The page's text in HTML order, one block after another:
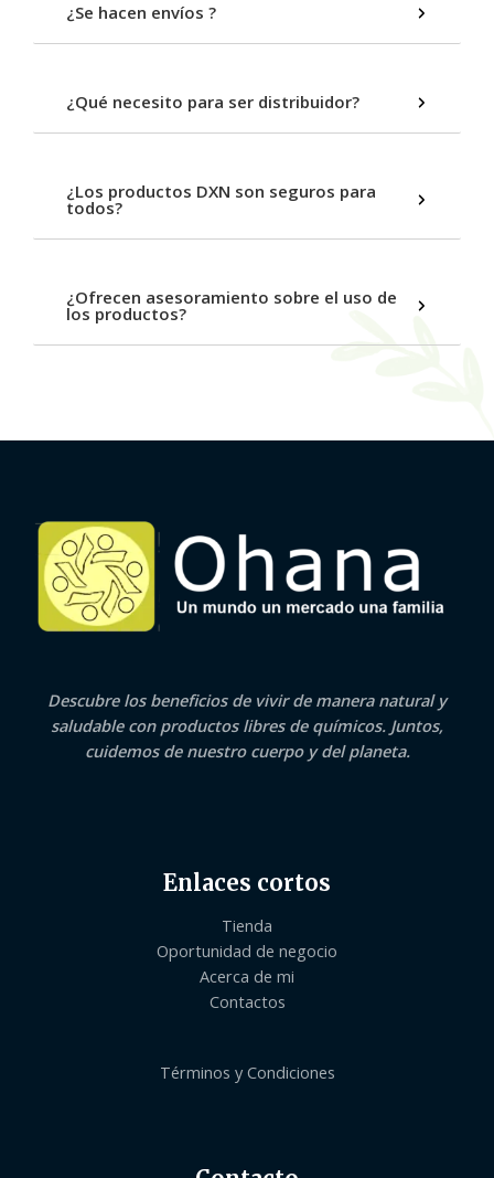
¿Se hacen envíos ?
¿Qué necesito para ser distribuidor?
¿Los productos DXN son seguros para
todos?
¿Ofrecen asesoramiento sobre el uso de
los productos?
Descubre los beneficios de vivir de manera natural y
saludable con productos libres de químicos. Juntos,
cuidemos de nuestro cuerpo y del planeta.
Enlaces cortos
Tienda
Oportunidad de negocio
Acerca de mi
Contactos
Términos y Condiciones